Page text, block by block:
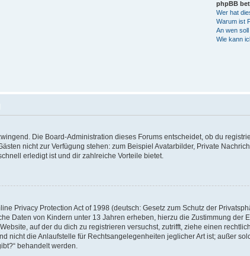
phpBB
Wer hat
Warum ist
An wen
Wie kann
Die Board-Administration dieses Forums entscheidet, ob du
nicht zur Verfügung stehen: zum Beispiel Avatarbilder, Private
erledigt ist und dir zahlreiche Vorteile bietet.
Privacy Protection Act of 1998 (deutsch: Gesetz zum Schutz der
Daten von Kindern unter 13 Jahren erheben, hierzu die Zustimmung
auf der du dich zu registrieren versuchst, zutrifft, ziehe einen
nicht die Anlaufstelle für Rechtsangelegenheiten jeglicher Art ist; außer
behandelt werden.